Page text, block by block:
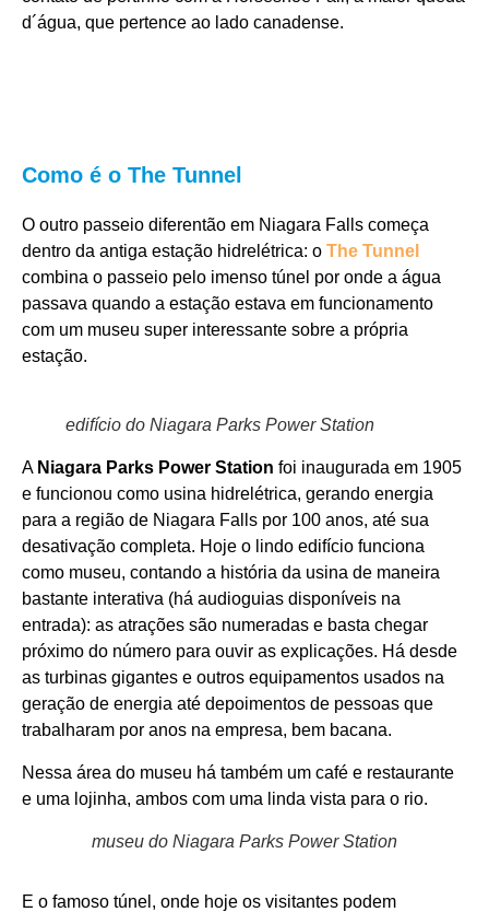
d´água, que pertence ao lado canadense.
Como é o The Tunnel
O outro passeio diferentão em Niagara Falls começa
dentro da antiga estação hidrelétrica: o The Tunnel
combina o passeio pelo imenso túnel por onde a água
passava quando a estação estava em funcionamento
com um museu super interessante sobre a própria
estação.
edifício do Niagara Parks Power Station
A Niagara Parks Power Station foi inaugurada em 1905
e funcionou como usina hidrelétrica, gerando energia
para a região de Niagara Falls por 100 anos, até sua
desativação completa. Hoje o lindo edifício funciona
como museu, contando a história da usina de maneira
bastante interativa (há audioguias disponíveis na
entrada): as atrações são numeradas e basta chegar
próximo do número para ouvir as explicações. Há desde
as turbinas gigantes e outros equipamentos usados na
geração de energia até depoimentos de pessoas que
trabalharam por anos na empresa, bem bacana.
Nessa área do museu há também um café e restaurante
e uma lojinha, ambos com uma linda vista para o rio.
museu do Niagara Parks Power Station
E o famoso túnel, onde hoje os visitantes podem